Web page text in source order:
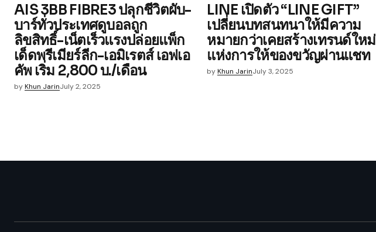
AIS 3BB FIBRE3 ปลุกชีวิตผับ-
บาร์ทั่วประเทศดูบอลถูก
ลิขสิทธิ์-เน็ตเร็วแรงปล่อยแพ็ก
เด็ดพรีเมียร์ลีก-เอมิเรตส์ เอฟเอ
คัพ เริ่ม 2,800 บ./เดือน
byKhun JarinJuly 2, 2025
LINE เปิดตัว “LINE GIFT”
เปลี่ยนบทสนทนาให้มีความ
หมายกว่าเคยสร้างเทรนด์ใหม่
แห่งการให้ของขวัญผ่านแชท
by Khun JarinJuly 3, 2025